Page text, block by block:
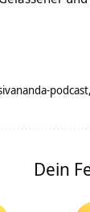
podcast
Dein